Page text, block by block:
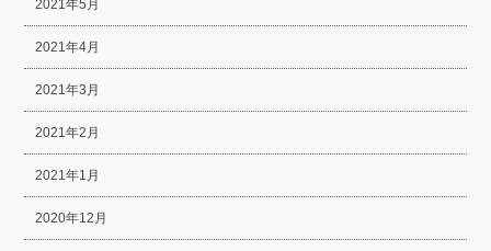
2021年5月
2021年4月
2021年3月
2021年2月
2021年1月
2020年12月